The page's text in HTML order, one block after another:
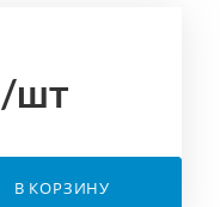
/шт
В КОРЗИНУ